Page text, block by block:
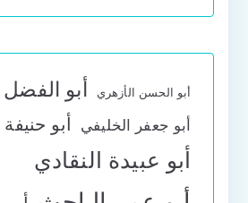
أبو الحسن الأزهري أبو
أبو جعفر الخليفي أبو حنيفة
أبو عبيدة النقادي